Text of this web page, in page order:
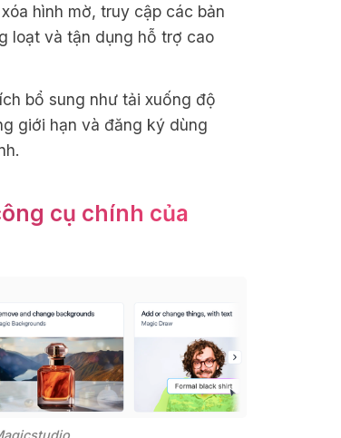
hình mờ, truy cập các bản
loạt và tận dụng hỗ trợ cao
bổ sung như tải xuống độ
giới hạn và đăng ký dùng
cụ chính của